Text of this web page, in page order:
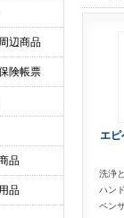
エピ
洗浄
ハン
ペン
辺商品
険帳票
品
品